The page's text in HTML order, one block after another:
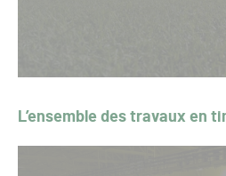
L’ensemble des travaux en